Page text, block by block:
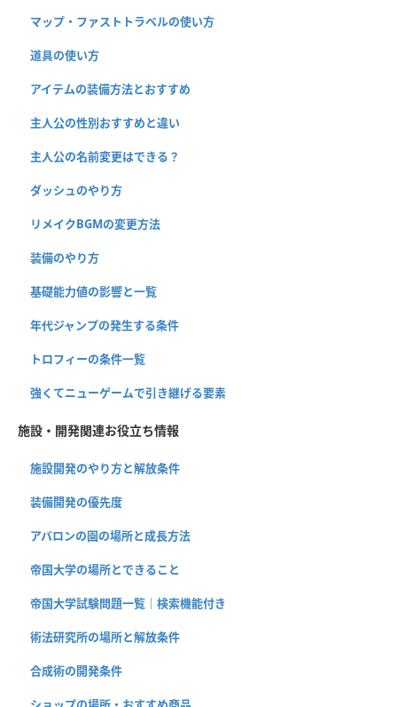
マップ・ファストトラベルの使い方
道具の使い方
アイテムの装備方法とおすすめ
主人公の性別おすすめと違い
主人公の名前変更はできる？
ダッシュのやり方
リメイクBGMの変更方法
装備のやり方
基礎能力値の影響と一覧
年代ジャンプの発生する条件
トロフィーの条件一覧
強くてニューゲームで引き継げる要素
施設・開発関連お役立ち情報
施設開発のやり方と解放条件
装備開発の優先度
アバロンの園の場所と成長方法
帝国大学の場所とできること
帝国大学試験問題一覧｜検索機能付き
術法研究所の場所と解放条件
合成術の開発条件